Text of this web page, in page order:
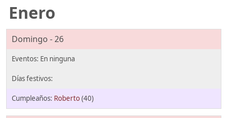
Enero
Domingo - 26
Roberto(40)